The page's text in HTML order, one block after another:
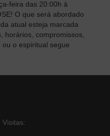
feira das 20:00h à
O que será abordado
atual esteja marcada
horários, compromissos,
o espiritual segue
Visitas: